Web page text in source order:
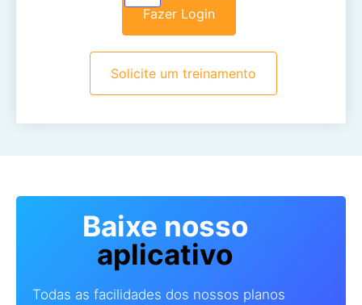
Fazer Login
Solicite um treinamento
Baixe nosso
aplicativo
Todas as facilidades dos nossos planos